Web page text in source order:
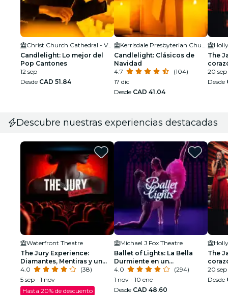
Christ Church Cathedral - Vancouver
Candlelight: Lo mejor del
Pop Cantones
12 sep
Desde CAD 51.84
Candlelight: Clásicos de
Navidad
4.7
(104)
17 dic
Desde CAD 41.04
The
20 sep
Desde
Descubre nuestras experiencias destacadas
Waterfront Theatre
The Jury Experience:
Diamantes, Mentiras y un
Hombre Muerto
4.0
(38)
5 sep - 1 nov
Hasta 20% de descuento
Michael J Fox Theatre
Ballet of Lights: La Bella
Durmiente en un
espectáculo deslumbrante
4.0
(294)
1 nov - 10 ene
Desde CAD 48.60
The
20 sep
Desde